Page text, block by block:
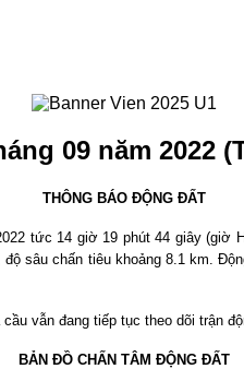
09 năm 2022
THÔNG BÁO ĐỘNG ĐẤT
tức 14 giờ 19 phút44 giây (giờ
độ sâu chấn tiêu khoảng 8.1 km.
vẫn đang tiếp tục theo dõi trận
BẢN ĐỒ CHẤN TÂM ĐỘNG ĐẤT